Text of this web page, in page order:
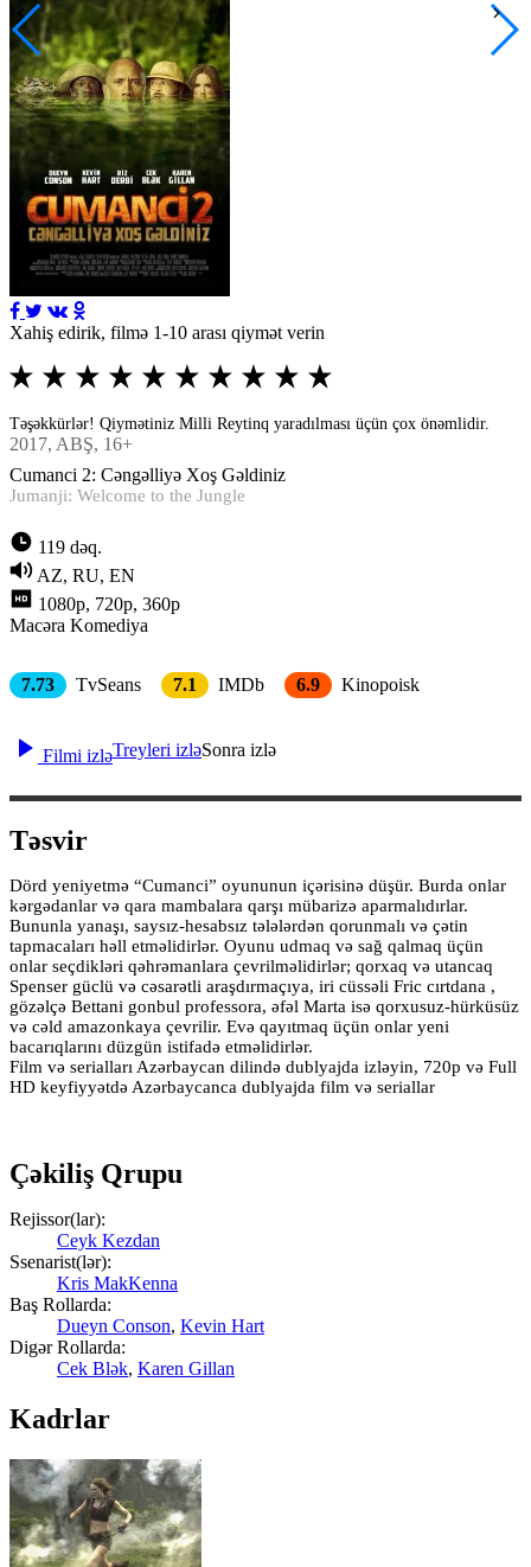
Xahiş edirik, filmə 1-10 arası qiymət verin
Təşəkkürlər! Qiymətiniz Milli Reytinq yaradılması üçün çox önəmlidir.
2017, ABŞ, 16+
Cumanci 2: Cəngəlliyə Xoş Gəldiniz
Jumanji: Welcome to the Jungle
119 dəq.
AZ, RU, EN
1080p, 720p, 360p
Macəra Komediya
7.73 TvSeans 7.1 IMDb 6.9 Kinopoisk
Filmi izləTreyleri izləSonra izlə
Təsvir
Dörd yeniyetmə “Cumanci” oyununun içərisinə düşür. Burda onlar
kərgədanlar və qara mambalara qarşı mübarizə aparmalıdırlar.
Bununla yanaşı, saysız-hesabsız tələlərdən qorunmalı və çətin
tapmacaları həll etməlidirlər. Oyunu udmaq və sağ qalmaq üçün
onlar seçdikləri qəhrəmanlara çevrilməlidirlər; qorxaq və utancaq
Spenser güclü və cəsarətli araşdırmaçıya, iri cüssəli Fric cırtdana ,
gözəlçə Bettani gonbul professora, əfəl Marta isə qorxusuz-hürküsüz
və cəld amazonkaya çevrilir. Evə qayıtmaq üçün onlar yeni
bacarıqlarını düzgün istifadə etməlidirlər.
Film və serialları Azərbaycan dilində dublyajda izləyin, 720p və Full
HD keyfiyyətdə Azərbaycanca dublyajda film və seriallar
Çəkiliş Qrupu
Rejissor(lar):
Ceyk Kezdan
Ssenarist(lər):
Kris MakKenna
Baş Rollarda:
Dueyn Conson, Kevin Hart
Digər Rollarda:
Cek Blək, Karen Gillan
Kadrlar